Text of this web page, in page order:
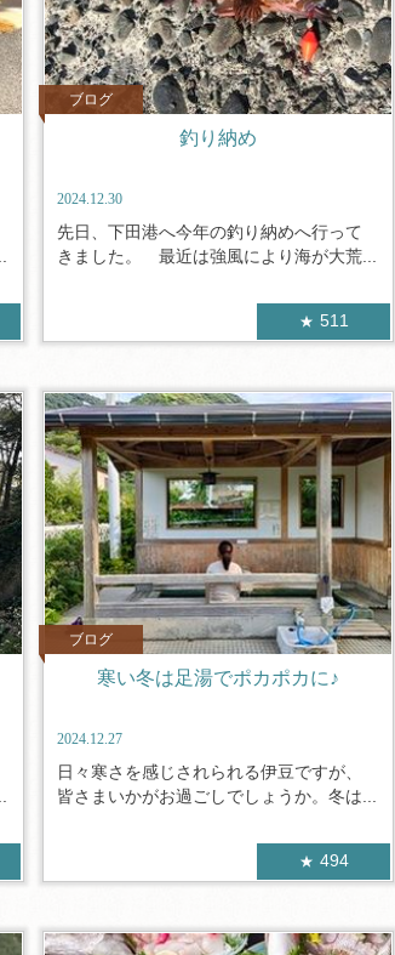
ブログ
釣り納め
2024.12.30
先日、下田港へ今年の釣り納めへ行って
きました。 最近は強風により海が大荒...
511
ブログ
寒い冬は足湯でポカポカに♪
2024.12.27
日々寒さを感じされられる伊豆ですが、
皆さまいかがお過ごしでしょうか。冬は...
494